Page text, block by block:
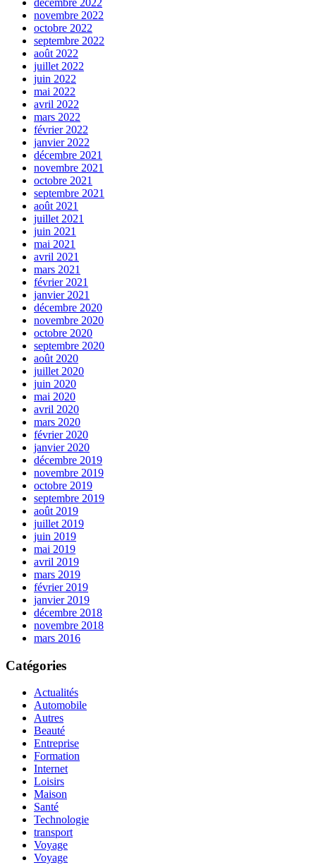
novembre 2022
octobre 2022
septembre 2022
août 2022
juillet 2022
juin 2022
mai 2022
avril 2022
mars 2022
février 2022
janvier 2022
décembre 2021
novembre 2021
octobre 2021
septembre 2021
août 2021
juillet 2021
juin 2021
mai 2021
avril 2021
mars 2021
février 2021
janvier 2021
décembre 2020
novembre 2020
octobre 2020
septembre 2020
août 2020
juillet 2020
juin 2020
mai 2020
avril 2020
mars 2020
février 2020
janvier 2020
décembre 2019
novembre 2019
octobre 2019
septembre 2019
août 2019
juillet 2019
juin 2019
mai 2019
avril 2019
mars 2019
février 2019
janvier 2019
décembre 2018
novembre 2018
mars 2016
Catégories
Actualités
Automobile
Autres
Beauté
Entreprise
Formation
Internet
Loisirs
Maison
Santé
Technologie
transport
Voyage
Voyage